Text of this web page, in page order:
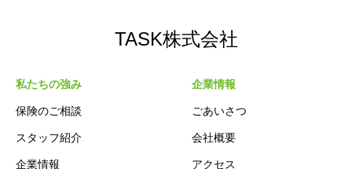
TASK株式会社
私たちの強み
保険のご相談
スタッフ紹介
企業情報
企業情報
ごあいさつ
会社概要
アクセス